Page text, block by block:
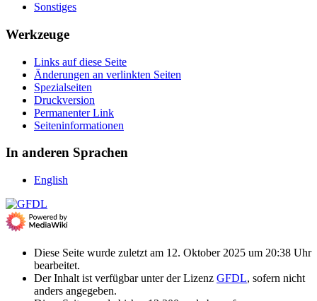
Sonstiges
Werkzeuge
Links auf diese Seite
Änderungen an verlinkten Seiten
Spezialseiten
Druckversion
Permanenter Link
Seiten­­informationen
In anderen Sprachen
English
Diese Seite wurde zuletzt am 12. Oktober 2025 um 20:38 Uhr
bearbeitet.
Der Inhalt ist verfügbar unter der Lizenz GFDL, sofern nicht
anders angegeben.